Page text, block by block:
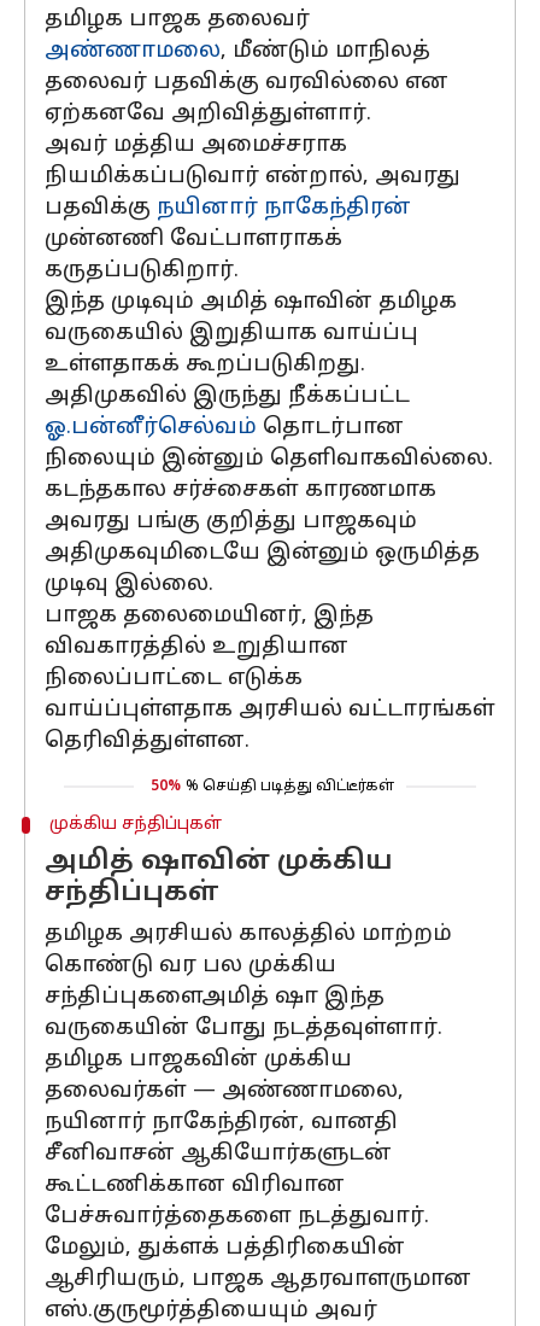
தமிழக பாஜக தலைவர்
அண்ணாமலை, மீண்டும் மாநிலத்
தலைவர் பதவிக்கு வரவில்லை என
ஏற்கனவே அறிவித்துள்ளார்.
அவர் மத்திய அமைச்சராக
நியமிக்கப்படுவார் என்றால், அவரது
பதவிக்கு நயினார் நாகேந்திரன்
முன்னணி வேட்பாளராகக்
கருதப்படுகிறார்.
இந்த முடிவும் அமித் ஷாவின் தமிழக
வருகையில் இறுதியாக வாய்ப்பு
உள்ளதாகக் கூறப்படுகிறது.
அதிமுகவில் இருந்து நீக்கப்பட்ட
ஓ.பன்னீர்செல்வம் தொடர்பான
நிலையும் இன்னும் தெளிவாகவில்லை.
கடந்தகால சர்ச்சைகள் காரணமாக
அவரது பங்கு குறித்து பாஜகவும்
அதிமுகவுமிடையே இன்னும் ஒருமித்த
முடிவு இல்லை.
பாஜக தலைமையினர், இந்த
விவகாரத்தில் உறுதியான
நிலைப்பாட்டை எடுக்க
வாய்ப்புள்ளதாக அரசியல் வட்டாரங்கள்
தெரிவித்துள்ளன.
50% % செய்தி படித்து விட்டீர்கள்
முக்கிய சந்திப்புகள்
அமித் ஷாவின் முக்கிய
சந்திப்புகள்
தமிழக அரசியல் காலத்தில் மாற்றம்
கொண்டு வர பல முக்கிய
சந்திப்புகளைஅமித் ஷா இந்த
வருகையின் போது நடத்தவுள்ளார்.
தமிழக பாஜகவின் முக்கிய
தலைவர்கள் — அண்ணாமலை,
நயினார் நாகேந்திரன், வானதி
சீனிவாசன் ஆகியோர்களுடன்
கூட்டணிக்கான விரிவான
பேச்சுவார்த்தைகளை நடத்துவார்.
மேலும், துக்ளக் பத்திரிகையின்
ஆசிரியரும், பாஜக ஆதரவாளருமான
எஸ்.குருமூர்த்தியையும் அவர்